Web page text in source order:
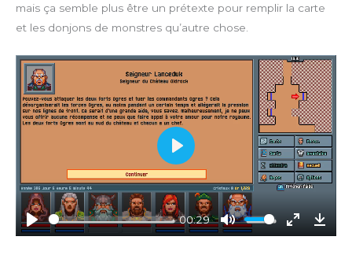
mais ça semble plus être un prétexte pour remplir la carte
et les donjons de monstres qu’autre chose.
P
00:29
M
E
D
P
l
a
y